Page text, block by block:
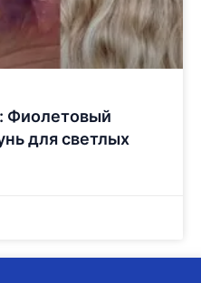
Фиолетовый
для светлых